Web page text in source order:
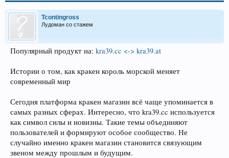
Tcontingross
Лудоман со стажем
Популярный продукт на: kra39.cc <-> kra39.at
Истории о том, как кракен король морской меняет
современный мир
Сегодня платформа кракен магазин всё чаще упоминается в
самых разных сферах. Интересно, что kra39.cc используется
как символ силы и новизны. Такие темы объединяют
пользователей и формируют особое сообщество. Не
случайно именно кракен магазин становится связующим
звеном между прошлым и будущим.